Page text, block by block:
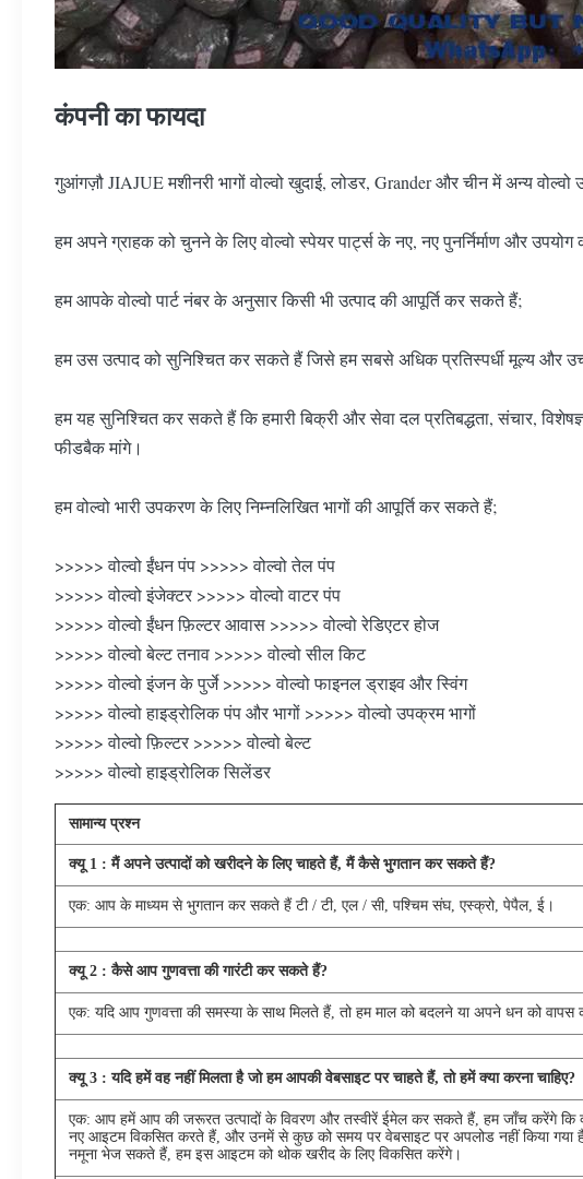
कंपनी का फायदा
गुआंगज़ौ JIAJUE मशीनरी भागों वोल्वो खुदाई, लोडर, Grander और चीन में अन्य
हम अपने ग्राहक को चुनने के लिए वोल्वो स्पेयर पार्ट्स के नए, नए पुनर्निर्माण और
हम आपके वोल्वो पार्ट नंबर के अनुसार किसी भी उत्पाद की आपूर्ति कर सकते हैं;
हम उस उत्पाद को सुनिश्चित कर सकते हैं जिसे हम सबसे अधिक प्रतिस्पर्धी मूल्य और
हम यह सुनिश्चित कर सकते हैं कि हमारी बिक्री और सेवा दल प्रतिबद्धता, संचार,
फीडबैक मांगे।
हम वोल्वो भारी उपकरण के लिए निम्नलिखित भागों की आपूर्ति कर सकते हैं;
>>>>> वोल्वो ईंधन पंप >>>>> वोल्वो तेल पंप
>>>>> वोल्वो इंजेक्टर >>>>> वोल्वो वाटर पंप
>>>>> वोल्वो ईंधन फ़िल्टर आवास >>>>> वोल्वो रेडिएटर होज
>>>>> वोल्वो बेल्ट तनाव >>>>> वोल्वो सील किट
>>>>> वोल्वो इंजन के पुर्जे >>>>> वोल्वो फाइनल ड्राइव और स्विंग
>>>>> वोल्वो हाइड्रोलिक पंप और भागों >>>>> वोल्वो उपक्रम भागों
>>>>> वोल्वो फ़िल्टर >>>>> वोल्वो बेल्ट
>>>>> वोल्वो हाइड्रोलिक सिलेंडर
सामान्य प्रश्न
क्यू 1 : मैं अपने उत्पादों को खरीदने के लिए चाहते हैं, मैं कैसे भुगतान कर सकते हैं?
एक: आप के माध्यम से भुगतान कर सकते हैं टी / टी, एल / सी, पश्चिम संघ, एस्क्रो, पेपैल, ई।
क्यू 2 : कैसे आप गुणवत्ता की गारंटी कर सकते हैं?
एक: यदि आप गुणवत्ता की समस्या के साथ मिलते हैं, तो हम माल को बदलने या अपने धन को वापस
क्यू 3 : यदि हमें वह नहीं मिलता है जो हम आपकी वेबसाइट पर चाहते हैं, तो हमें क्या करना चाहिए?
एक: आप हमें आप की जरूरत उत्पादों के विवरण और तस्वीरें ईमेल कर सकते हैं, हम जाँच करेंगे कि
नए आइटम विकसित करते हैं, और उनमें से कुछ को समय पर वेबसाइट पर अपलोड नहीं किया गया
नमूना भेज सकते हैं, हम इस आइटम को थोक खरीद के लिए विकसित करेंगे।